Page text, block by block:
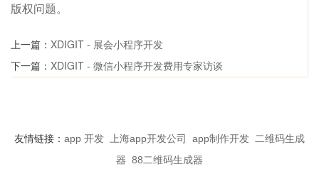
版权问题。
上一篇： XDIGIT - 展会小程序开发
下一篇： XDIGIT - 微信小程序开发费用专家访谈
友情链接： app 开发 上海app开发公司 app制作开发
二维码生成
器 88二维码生成器